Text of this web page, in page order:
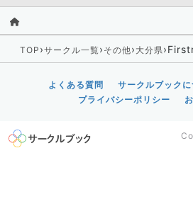
TOP ›サークル一覧› その他› 大分県›
よくある質問 サークルブックに
プライバシーポリシー